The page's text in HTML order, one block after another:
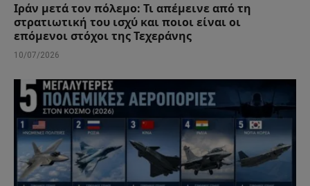
Ιράν μετά τον πόλεμο: Τι απέμεινε από τη
στρατιωτική του ισχύ και ποιοι είναι οι
επόμενοι στόχοι της Τεχεράνης
10/07/2026